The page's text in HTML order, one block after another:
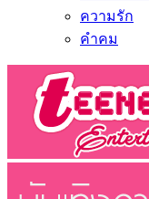
ความรัก
คำคม